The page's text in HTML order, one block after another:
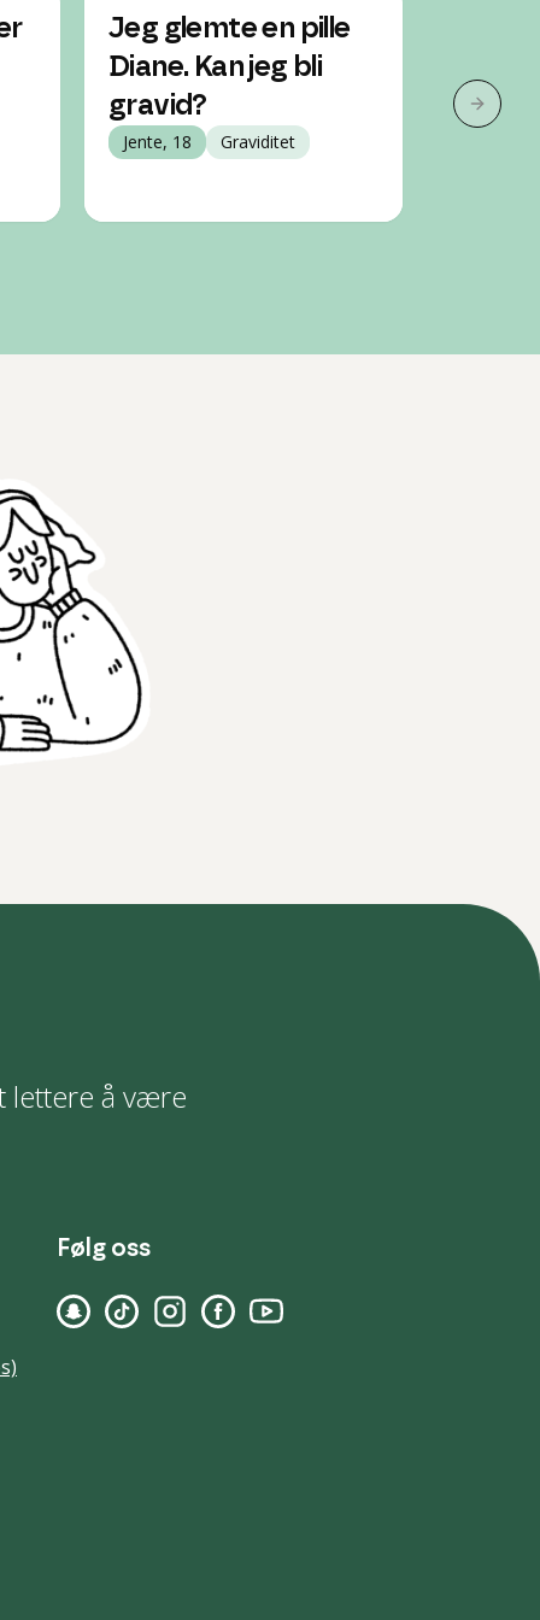
Jeg glemte en pille
Diane. Kan jeg bli
gravid?
Jente, 18 Graviditet
sendt.
Neste
lettere å være
Følg oss